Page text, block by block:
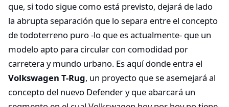
que, si todo sigue como está previsto, dejará de lado
la abrupta separación que lo separa entre el concepto
de todoterreno puro -lo que es actualmente- que un
modelo apto para circular con comodidad por
carretera y mundo urbano. Es aquí donde entra el
Volkswagen T-Rug, un proyecto que se asemejará al
concepto del nuevo Defender y que abarcará un